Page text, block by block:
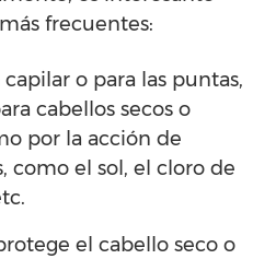
frecuentes:
o para las puntas,
cabellos secos o
por la acción de
como el sol, el cloro de
el cabello seco o